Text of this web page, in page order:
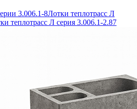
3.006.1-8Лотки теплотрасс Л
теплотрасс Л серия 3.006.1-2.87